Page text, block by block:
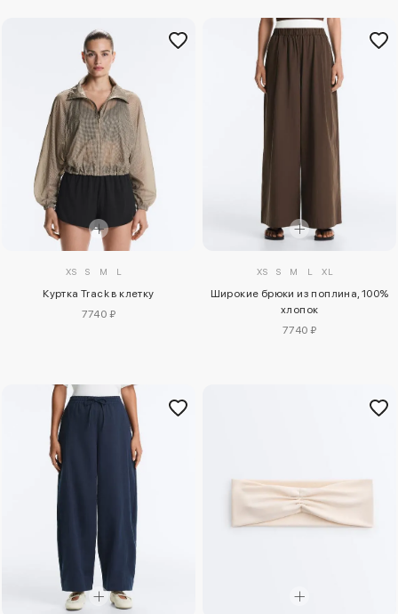
XS S M L
Куртка Track в клетку
7740 ₽
XS S M L XL
Широкие брюки из поплина, 100%
хлопок
7740 ₽